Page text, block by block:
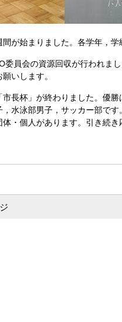
が始まりました。各学年，学
員会の資源回収が行われま
いします。
長杯」が終わりました。優
水泳部男子，サッカー部で
・個人があります。引き続き